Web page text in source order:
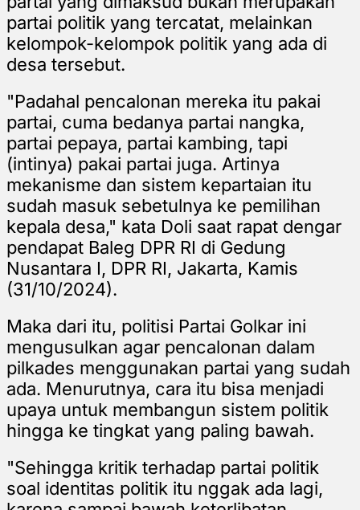
partai politik yang tercatat, melainkan
kelompok-kelompok politik yang ada di
desa tersebut.
"Padahal pencalonan mereka itu pakai
partai, cuma bedanya partai nangka,
partai pepaya, partai kambing, tapi
(intinya) pakai partai juga. Artinya
mekanisme dan sistem kepartaian itu
sudah masuk sebetulnya ke pemilihan
kepala desa," kata Doli saat rapat dengar
pendapat Baleg DPR RI di Gedung
Nusantara I, DPR RI, Jakarta, Kamis
(31/10/2024).
Maka dari itu, politisi Partai Golkar ini
mengusulkan agar pencalonan dalam
pilkades menggunakan partai yang sudah
ada. Menurutnya, cara itu bisa menjadi
upaya untuk membangun sistem politik
hingga ke tingkat yang paling bawah.
"Sehingga kritik terhadap partai politik
soal identitas politik itu nggak ada lagi,